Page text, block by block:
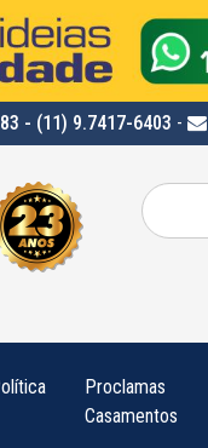
- (11) 9.7417-6403 -
Pesquisar
por:
Proclamas
Casamentos